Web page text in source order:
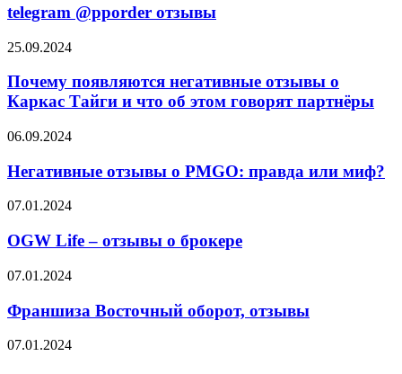
отзывы
telegram @pporder отзывы
Почему
негативные
отзывы
о
Тайги
что
этом
партнёры
25.09.2024
Почему появляются негативные отзывы о
Каркас Тайги и что об этом говорят партнёры
Негативные
о
PMGO:
правда
миф?
06.09.2024
Негативные отзывы о PMGO: правда или миф?
OGW
–
о
07.01.2024
OGW Life – отзывы о брокере
Франшиза
оборот,
отзывы
07.01.2024
Франшиза Восточный оборот, отзывы
Ares
07.01.2024